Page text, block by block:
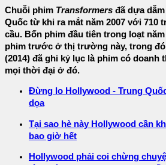
Chuỗi phim Transformers đã dựa
Quốc từ khi ra mắt năm 2007 với 710
cầu. Bốn phim đầu tiên trong loạt
phim trước ở thị trường này, trong đó
(2014) đã ghi kỷ lục là phim có doanh
mọi thời đại ở đó.
Đừng lo Hollywood - Trung
dọa
Tại sao hè này Hollywood cần
bao giờ hết
Hollywood phải coi chừng